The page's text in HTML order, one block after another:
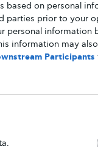
based on personal
parties prior to your
personal information
information may
Participants
των
Services Task
την 24η
πρώιμη
αλλαγές,
κινδύνους για